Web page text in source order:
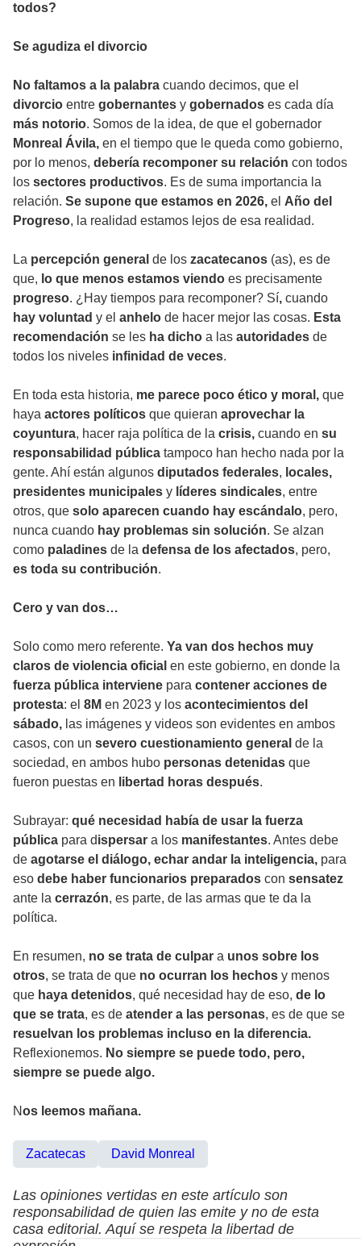
todos?
Se agudiza el divorcio
No faltamos a la palabra cuando decimos, que el
divorcio entre gobernantes y gobernados es cada día
más notorio. Somos de la idea, de que el gobernador
Monreal Ávila, en el tiempo que le queda como gobierno,
por lo menos, debería recomponer su relación con todos
los sectores productivos. Es de suma importancia la
relación. Se supone que estamos en 2026, el Año del
Progreso, la realidad estamos lejos de esa realidad.
La percepción general de los zacatecanos (as), es de
que, lo que menos estamos viendo es precisamente
progreso. ¿Hay tiempos para recomponer? Sí, cuando
hay voluntad y el anhelo de hacer mejor las cosas. Esta
recomendación se les ha dicho a las autoridades de
todos los niveles infinidad de veces.
En toda esta historia, me parece poco ético y moral, que
haya actores políticos que quieran aprovechar la
coyuntura, hacer raja política de la crisis, cuando en su
responsabilidad pública tampoco han hecho nada por la
gente. Ahí están algunos diputados federales, locales,
presidentes municipales y líderes sindicales, entre
otros, que solo aparecen cuando hay escándalo, pero,
nunca cuando hay problemas sin solución. Se alzan
como paladines de la defensa de los afectados, pero,
es toda su contribución.
Cero y van dos…
Solo como mero referente. Ya van dos hechos muy
claros de violencia oficial en este gobierno, en donde la
fuerza pública interviene para contener acciones de
protesta: el 8M en 2023 y los acontecimientos del
sábado, las imágenes y videos son evidentes en ambos
casos, con un severo cuestionamiento general de la
sociedad, en ambos hubo personas detenidas que
fueron puestas en libertad horas después.
Subrayar: qué necesidad había de usar la fuerza
pública para dispersar a los manifestantes. Antes debe
de agotarse el diálogo, echar andar la inteligencia, para
eso debe haber funcionarios preparados con sensatez
ante la cerrazón, es parte, de las armas que te da la
política.
En resumen, no se trata de culpar a unos sobre los
otros, se trata de que no ocurran los hechos y menos
que haya detenidos, qué necesidad hay de eso, de lo
que se trata, es de atender a las personas, es de que se
resuelvan los problemas incluso en la diferencia.
Reflexionemos. No siempre se puede todo, pero,
siempre se puede algo.
Nos leemos mañana.
Zacatecas David Monreal
Las opiniones vertidas en este artículo son
responsabilidad de quien las emite y no de esta
casa editorial. Aquí se respeta la libertad de